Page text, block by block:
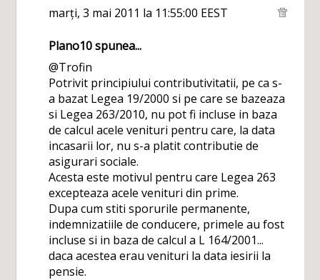
marți, 3 mai 2011 la 11:55:00 EEST
Plano10spunea...
@Trofin
Potrivit principiului contributivitatii, pe ca s-
a bazat Legea 19/2000 si pe care se bazeaza
si Legea 263/2010, nu pot fi incluse in baza
de calcul acele venituri pentru care, la data
incasarii lor, nu s-a platit contributie de
asigurari sociale.
Acesta este motivul pentru care Legea 263
excepteaza acele venituri din prime.
Dupa cum stiti sporurile permanente,
indemnizatiile de conducere, primele au fost
incluse si in baza de calcul a L 164/2001...
daca acestea erau venituri la data iesirii la
pensie.